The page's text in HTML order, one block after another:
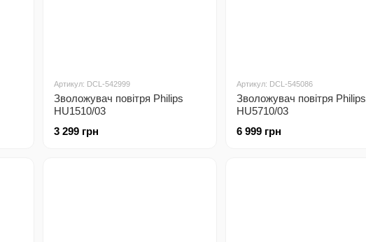
Артикул: DCL-542999
Зволожувач повітря Philips
HU1510/03
3 299 грн
Артикул: DCL-545086
Зволожувач повітря Philips
HU5710/03
6 999 грн